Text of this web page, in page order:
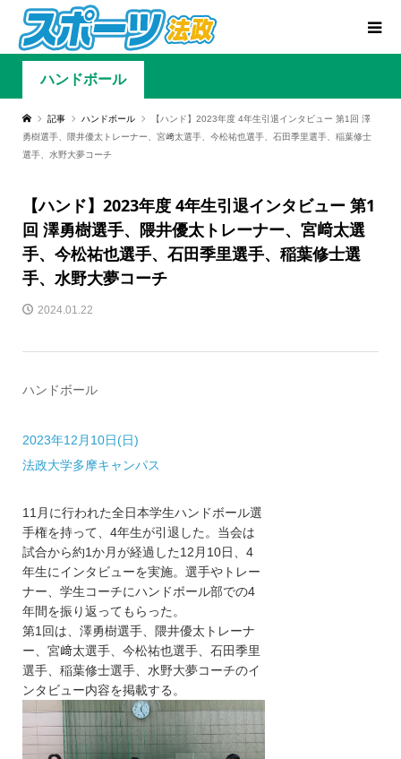
ハンドボール
記事 ハンドボール
【ハンド】2023年度 4年生引退インタビュー 第1回 澤
勇樹選手、隈井優太トレーナー、宮﨑太選手、今松祐也選手、石田季里選手、稲葉修士
選手、水野大夢コーチ
【ハンド】2023年度 4年生引退インタビュー 第1
回 澤勇樹選手、隈井優太トレーナー、宮﨑太選
手、今松祐也選手、石田季里選手、稲葉修士選
手、水野大夢コーチ
2024.01.22
ハンドボール
2023年12月10日(日)
法政大学多摩キャンパス
11月に行われた全日本学生ハンドボール選
手権を持って、4年生が引退した。当会は
試合から約1か月が経過した12月10日、4
年生にインタビューを実施。選手やトレー
ナー、学生コーチにハンドボール部での4
年間を振り返ってもらった。
第1回は、澤勇樹選手、隈井優太トレーナ
ー、宮﨑太選手、今松祐也選手、石田季里
選手、稲葉修士選手、水野大夢コーチのイ
ンタビュー内容を掲載する。